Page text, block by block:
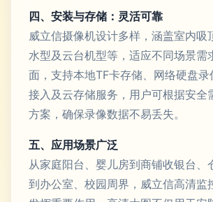
四、安装与存储：灵活可靠
威立信摄像机设计多样，涵盖室内吸
水型及云台机型等，适应不同场景需
面，支持本地TF卡存储、网络硬盘录
接入及云存储服务，用户可根据安全
方案，确保录像数据不易丢失。
五、应用场景广泛
从家庭阳台、婴儿房到商铺收银台、
到办公室、校园周界，威立信高清监